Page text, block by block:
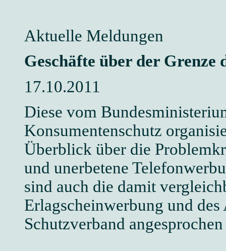
Aktuelle Meldungen
Geschäfte über der Grenze
17.10.2011
Diese vom
Konsumentenschutz
Überblick über die
und unerbetene
sind auch die damit
Erlagscheinwerbung und
Schutzverband